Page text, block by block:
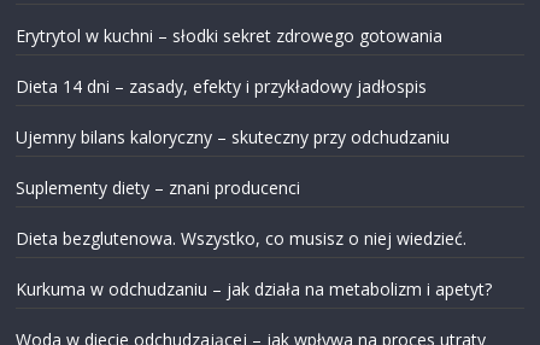
Erytrytol w kuchni – słodki sekret zdrowego gotowania
Dieta 14 dni – zasady, efekty i przykładowy jadłospis
Ujemny bilans kaloryczny – skuteczny przy odchudzaniu
Suplementy diety – znani producenci
Dieta bezglutenowa. Wszystko, co musisz o niej wiedzieć.
Kurkuma w odchudzaniu – jak działa na metabolizm i apetyt?
Woda w diecie odchudzającej – jak wpływa na proces utraty